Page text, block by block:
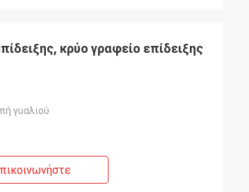
κρύο γραφείο επίδειξης
γυαλιού